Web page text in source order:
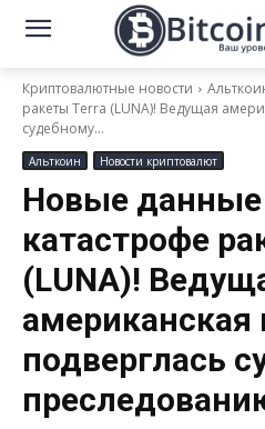
Криптовалютные новости
ракеты Terra (LUNA)! Ведущая
судебному...
Альткоин Новости криптовалют
Новые данные
катастрофе
(LUNA)!
американская
подверглась